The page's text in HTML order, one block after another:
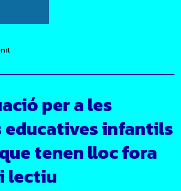
per a les
infantils
tenen lloc fora
lectiu